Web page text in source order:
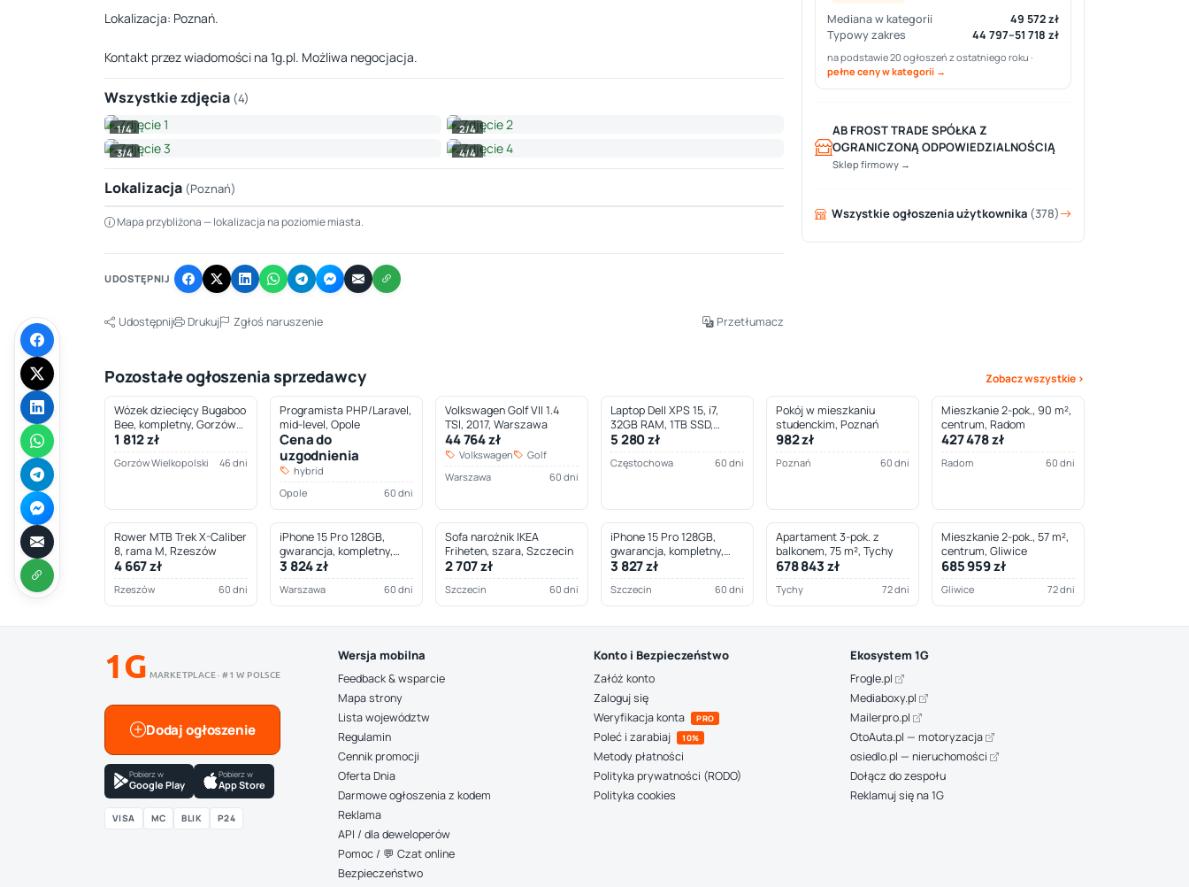
Lokalizacja: Poznań.
Kontakt przez wiadomości na 1g.pl. Możliwa negocjacja.
Wszystkie zdjęcia (4)
1/4
2/4
3/4
4/4
Lokalizacja (Poznań)
+
−
Mapa przybliżona — lokalizacja na poziomie miasta.
UDOSTĘPNIJ
Udostępnij Drukuj Zgłoś naruszenie Przetłumacz
Mediana w kategorii
49 572 zł
Typowy zakres
44 797–51 718 zł
na podstawie 20 ogłoszeń z ostatniego roku ·
pełne ceny w kategorii →
AB FROST TRADE SPÓŁKA Z
OGRANICZONĄ ODPOWIEDZIALNOŚCIĄ
Sklep firmowy →
Wszystkie ogłoszenia użytkownika (378)
Pozostałe ogłoszenia sprzedawcy Zobacz wszystkie ›
Wózek dziecięcy Bugaboo
Bee, kompletny, Gorzów
Wielkopolski
1 812 zł
Gorzów Wielkopolski 46 dni
Programista PHP/Laravel,
mid-level, Opole
Cena do
uzgodnienia
hybrid
Opole
60 dni
Volkswagen Golf VII 1.4
TSI, 2017, Warszawa
44 764 zł
Volkswagen
Golf
Warszawa
60 dni
Laptop Dell XPS 15, i7,
32GB RAM, 1TB SSD,
Częstochowa
5 280 zł
Częstochowa 60 dni
Pokój w mieszkaniu
studenckim, Poznań
982 zł
Poznań 60 dni
Mieszkanie 2-pok., 90 m²,
centrum, Radom
427 478 zł
Radom 60 dni
Rower MTB Trek X-Caliber
8, rama M, Rzeszów
4 667 zł
Rzeszów 60 dni
iPhone 15 Pro 128GB,
gwarancja, kompletny,
Warszawa
3 824 zł
Warszawa 60 dni
Sofa narożnik IKEA
Friheten, szara, Szczecin
2 707 zł
Szczecin 60 dni
iPhone 15 Pro 128GB,
gwarancja, kompletny,
Szczecin
3 827 zł
Szczecin 60 dni
Apartament 3-pok. z
balkonem, 75 m², Tychy
678 843 zł
Tychy 72 dni
Mieszkanie 2-pok., 57 m²,
centrum, Gliwice
685 959 zł
Gliwice 72 dni
1G MARKETPLACE · #1 W POLSCE
Dodaj ogłoszenie
Pobierz w
Google Play
Pobierz w
App Store
VISA MC BLIK P24
Wersja mobilna
Feedback & wsparcie
Mapa strony
Lista województw
Regulamin
Cennik promocji
Oferta Dnia
Darmowe ogłoszenia z kodem
Reklama
API / dla deweloperów
Pomoc / 💬 Czat online
Bezpieczeństwo
Konto i Bezpieczeństwo
Załóż konto
Zaloguj się
Weryfikacja konta
PRO
Poleć i zarabiaj 10%
Metody płatności
Polityka prywatności (RODO)
Polityka cookies
Ekosystem 1G
Frogle.pl
Mediaboxy.pl
Mailerpro.pl
OtoAuta.pl — motoryzacja
osiedlo.pl — nieruchomości
Dołącz do zespołu
Reklamuj się na 1G